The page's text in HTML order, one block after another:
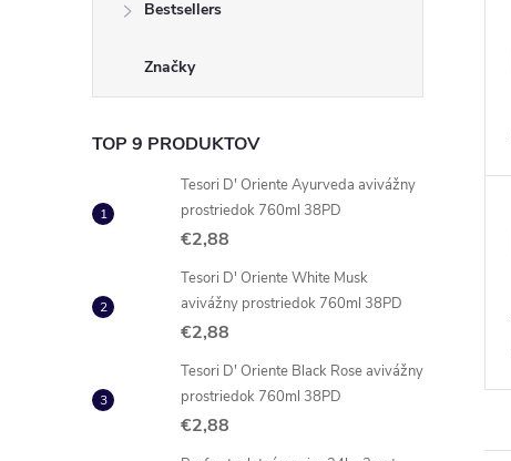
Bestsellers
Značky
TOP 9 PRODUKTOV
Tesori D' Oriente Ayurveda avivážny
prostriedok 760ml 38PD
€2,88
Tesori D' Oriente White Musk
avivážny prostriedok 760ml 38PD
€2,88
Tesori D' Oriente Black Rose avivážny
prostriedok 760ml 38PD
€2,88